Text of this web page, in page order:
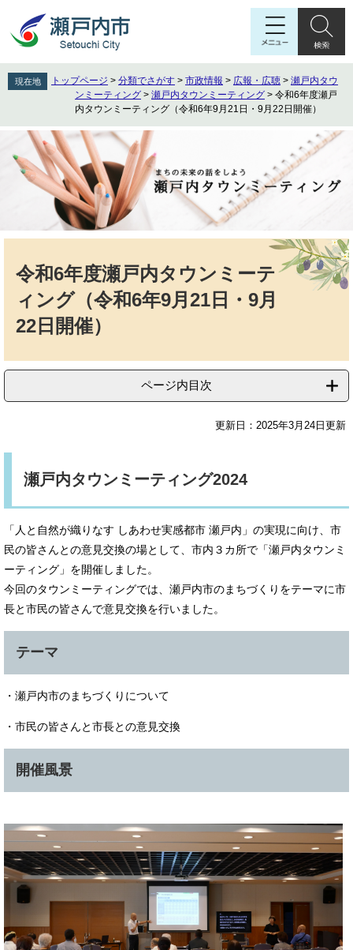
先
頭
す
を
飛
し
現在地 トップページ > 分類でさがす > 市政情報 > 広報・広聴 > 瀬戸内タウ
ンミーティング > 瀬戸内タウンミーティング > 令和6年度瀬戸
内タウンミーティング（令和6年9月21日・9月22日開催）
令和6年度瀬戸内タウンミーテ
ィング（令和6年9月21日・9月
22日開催）
ページ内目次
更新日：2025年3月24日更新
瀬戸内タウンミーティング2024
「人と自然が織りなす しあわせ実感都市 瀬戸内」の実現に向け、市
民の皆さんとの意見交換の場として、市内３カ所で「瀬戸内タウンミ
ーティング」を開催しました。
今回のタウンミーティングでは、瀬戸内市のまちづくりをテーマに市
長と市民の皆さんで意見交換を行いました。
テーマ
・瀬戸内市のまちづくりについて
・市民の皆さんと市長との意見交換
開催風景